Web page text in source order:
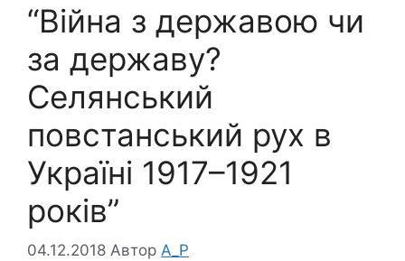
“Війна з державою чи
за державу?
Селянський
повстанський рух в
Україні 1917–1921
років”
04.12.2018 Автор A_P